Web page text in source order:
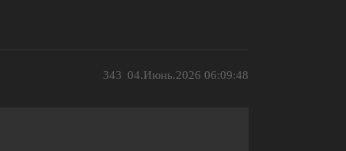
04.Июнь.2026 06:09:48
343